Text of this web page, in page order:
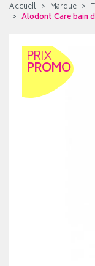
Accueil Marque
Alodont Care bain
PRIX
PROMO